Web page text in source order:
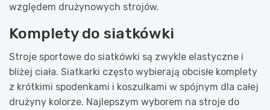
względem drużynowych strojów.
Komplety do siatkówki
Stroje sportowe do siatkówki są zwykle elastyczne i
bliżej ciała. Siatkarki często wybierają obcisłe komplety
z krótkimi spodenkami i koszulkami w spójnym dla całej
drużyny kolorze. Najlepszym wyborem na stroje do